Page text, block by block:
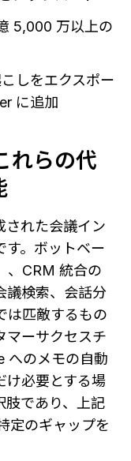
5,000 万以上の
しをエクスポー
に追加
れらの代
された会議イン
す。ボットベー
、CRM 統合の
議検索、会話分
は匹敵するもの
マーサクセスチ
へのメモの自動
け必要とする場
肢であり、上記
定のギャップを